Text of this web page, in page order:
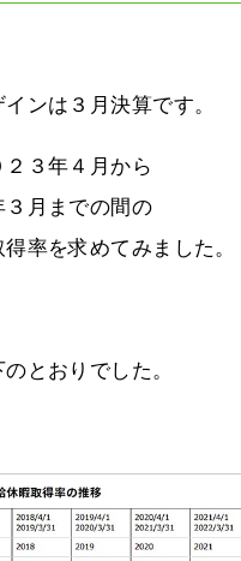
ンは３月決算です。
３年４月から
３月までの間の
率を求めてみました。
とおりでした。